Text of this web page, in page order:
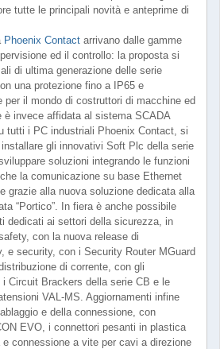
tutte le principali novità e anteprime di
Phoenix Contact arrivano dalle gamme
ed il controllo: la proposta si
di ultima generazione delle serie
una protezione fino a IP65 e
il mondo di costruttori di macchine ed
è invece affidata al sistema SCADA
tutti i PC industriali Phoenix Contact, si
gli innovativi Soft Plc della serie
soluzioni integrando le funzioni
la comunicazione su base Ethernet
grazie alla nuova soluzione dedicata alla
“Portico”. In fiera è anche possibile
dedicati ai settori della sicurezza, in
con la nuova release di
e security, con i Security Router MGuard
di corrente, con gli
i Circuit Brackers della serie CB e le
VAL-MS. Aggiornamenti infine
e della connessione, con
EVO, i connettori pesanti in plastica
connessione a vite per cavi a direzione